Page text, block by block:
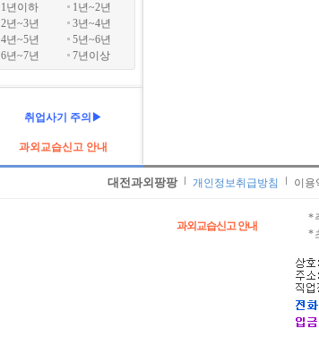
1년이하
1년~2년
2년~3년
3년~4년
4년~5년
5년~6년
6년~7년
7년이상
취업사기 주의▶
과외교습신고 안내
대전과외팡팡 개인정보취급방침 이용
과외교습신고 안내
*
*